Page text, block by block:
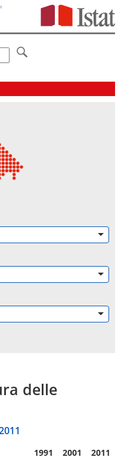
delle
1991 2001 2011